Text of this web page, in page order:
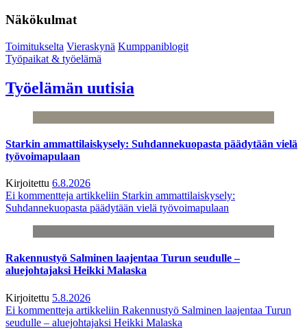
Näkökulmat
Toimitukselta Vieraskynä Kumppaniblogit
Työpaikat & työelämä
Työelämän uutisia
Starkin ammattilaiskysely: Suhdannekuopasta päädytään vielä
työvoimapulaan
Kirjoitettu 6.8.2026
Ei kommentteja artikkeliin Starkin ammattilaiskysely:
Suhdannekuopasta päädytään vielä työvoimapulaan
Rakennustyö Salminen laajentaa Turun seudulle –
aluejohtajaksi Heikki Malaska
Kirjoitettu 5.8.2026
Ei kommentteja artikkeliin Rakennustyö Salminen laajentaa Turun
seudulle – aluejohtajaksi Heikki Malaska